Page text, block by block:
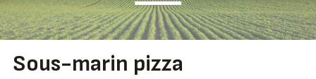
Sous-marin pizza